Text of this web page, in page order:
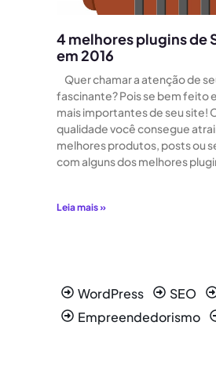
4 melhores plugins de
em 2016
Quer chamar a atenção de
fascinante? Pois se bem feito
mais importantes de seu site!
qualidade você consegue
melhores produtos, posts ou
com alguns dos melhores
Leia mais »
WordPress SEO
Empreendedorismo